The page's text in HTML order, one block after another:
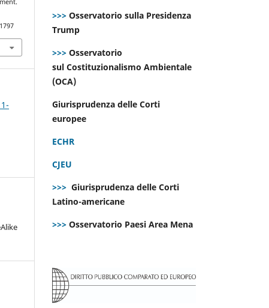
>>> Osservatorio sulla Presidenza
Trump
>>> Osservatorio
sul Costituzionalismo Ambientale
(OCA)
Giurisprudenza delle Corti
europee
ECHR
CJEU
>>> Giurisprudenza delle Corti
Latino-americane
>>> Osservatorio Paesi Area Mena